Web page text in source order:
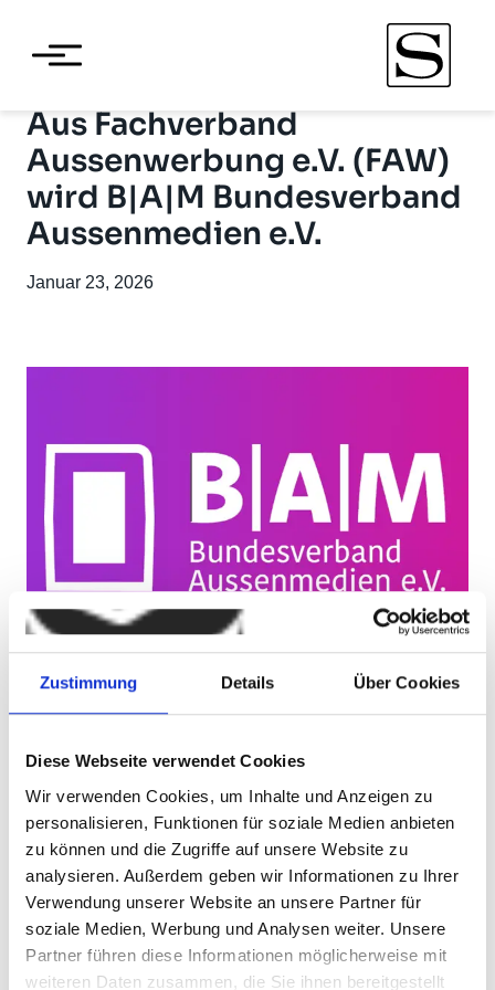
Zustimmung Details Über Cookies
Diese Webseite verwendet Cookies
Wir verwenden Cookies, um Inhalte und Anzeigen zu
personalisieren, Funktionen für soziale Medien anbieten
zu können und die Zugriffe auf unsere Website zu
analysieren. Außerdem geben wir Informationen zu Ihrer
Verwendung unserer Website an unsere Partner für
soziale Medien, Werbung und Analysen weiter. Unsere
Partner führen diese Informationen möglicherweise mit
weiteren Daten zusammen, die Sie ihnen bereitgestellt
Aus Fachverband
Aussenwerbung e.V. (FAW)
wird B|A|M Bundesverband
Aussenmedien e.V.
Januar 23, 2026
Aussenwerbung e.V. (FAW) einen wichtigen Schritt für
seine zukünftige Positionierung. Ab sofort tritt die
Branchenvertretung unter dem neuen Namen B|A|M
Bundesverband Aussenmedien e.V. auf und trägt damit
seinem erweiterten Aufgabenbereich Rechnung. B|A|M
steht zum einen für die Erweiterung der Gattung von
klassischen Medien zu digitalen, datengetriebenen
Kommunikationsmedien. Der Verband verbindet die
langjährige Tradition des Plakats mit den